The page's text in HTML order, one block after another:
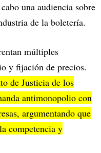
una audiencia sobre
de la boletería.
múltiples
y fijación de precios.
de Justicia de los
antimonopolio con
argumentando que
competencia y